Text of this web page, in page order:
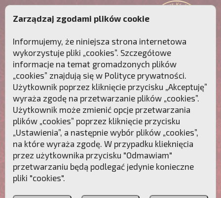
Przebudźmy sumienia Polaków!
Polonia
Christiana
PCh24.pl
Przymierze
Zarządzaj zgodami plików cookie
Informujemy, że niniejsza strona internetowa
wykorzystuje pliki „cookies”. Szczegółowe
informacje na temat gromadzonych plików
„cookies” znajdują się w Polityce prywatności.
Użytkownik poprzez kliknięcie przycisku „Akceptuję”
wyraża zgodę na przetwarzanie plików „cookies”.
Użytkownik może zmienić opcje przetwarzania
plików „cookies” poprzez kliknięcie przycisku
„Ustawienia”, a następnie wybór plików „cookies”,
na które wyraża zgodę. W przypadku klieknięcia
przez użytkownika przycisku "Odmawiam"
przetwarzaniu będą podlegać jedynie konieczne
pliki "cookies".